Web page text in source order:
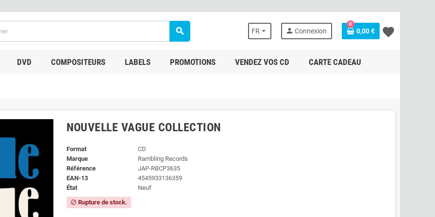
search FR person Connexion
0
0,00 € favorite
DVD COMPOSITEURS LABELS PROMOTIONS VENDEZ VOS CD CARTE CADEAU
NOUVELLE VAGUE COLLECTION
Format
CD
Marque
Rambling Records
Référence
JAP-RBCP3635
EAN-13
4545933136359
État
Neuf
block Rupture de stock.